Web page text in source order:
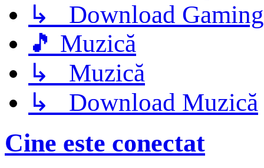
↳ Download Gaming
🎵 Muzică
↳ Muzică
↳ Download Muzică
Cine este conectat